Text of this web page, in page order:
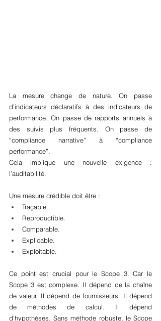
La mesure change de nature. On passe
d’indicateurs déclaratifs à des indicateurs de
performance. On passe de rapports annuels à
des suivis plus fréquents. On passe de
“compliance narrative” à “compliance
performance”.
Cela implique une nouvelle exigence :
l’auditabilité.
Une mesure crédible doit être :
Traçable.
Reproductible.
Comparable.
Explicable.
Exploitable.
Ce point est crucial pour le Scope 3. Car le
Scope 3 est complexe. Il dépend de la chaîne
de valeur. Il dépend de fournisseurs. Il dépend
de méthodes de calcul. Il dépend
d’hypothèses. Sans méthode robuste, le Scope